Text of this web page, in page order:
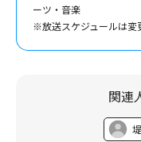
ーツ・音楽
※放送スケジュールは変
関連